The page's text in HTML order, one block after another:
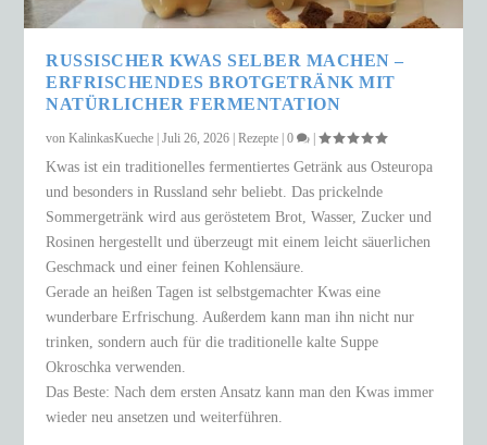
RUSSISCHER KWAS SELBER MACHEN –
ERFRISCHENDES BROTGETRÄNK MIT
NATÜRLICHER FERMENTATION
vonKalinkasKueche |Juli 26, 2026 |Rezepte |0 |
Kwas ist ein traditionelles fermentiertes Getränk aus Osteuropa
und besonders in Russland sehr beliebt. Das prickelnde
Sommergetränk wird aus geröstetem Brot, Wasser, Zucker und
Rosinen hergestellt und überzeugt mit einem leicht säuerlichen
Geschmack und einer feinen Kohlensäure.
Gerade an heißen Tagen ist selbstgemachter Kwas eine
wunderbare Erfrischung. Außerdem kann man ihn nicht nur
trinken, sondern auch für die traditionelle kalte Suppe
Okroschka verwenden.
Das Beste: Nach dem ersten Ansatz kann man den Kwas immer
wieder neu ansetzen und weiterführen.